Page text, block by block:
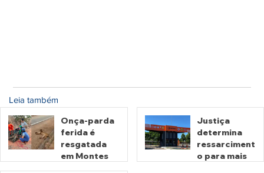
Leia também
Onça-parda
ferida é
resgatada
em Montes
Justiça
determina
ressarciment
o para mais